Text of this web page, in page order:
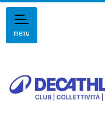
menu